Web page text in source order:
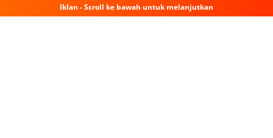
Iklan - Scroll ke bawah untuk melanjutkan